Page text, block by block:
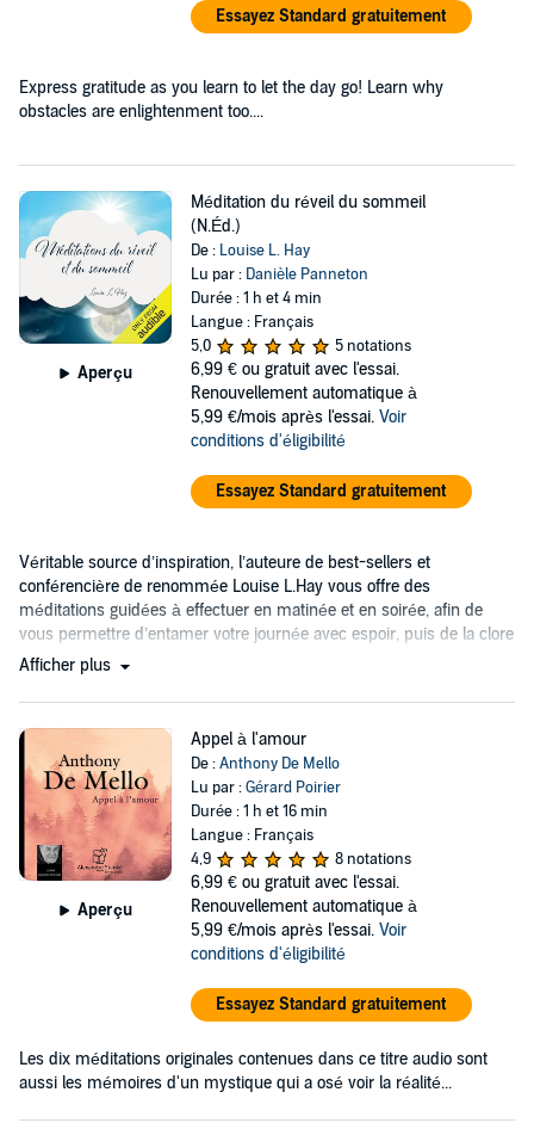
Essayez Standard gratuitement
Express gratitude as you learn to let the day go! Learn why
obstacles are enlightenment too....
Aperçu
Méditation du réveil du sommeil
(N.Éd.)
De : Louise L. Hay
Lu par : Danièle Panneton
Durée : 1 h et 4 min
Langue : Français
5,0
5 notations
6,99 € ou gratuit avec l'essai.
Renouvellement automatique à
5,99 €/mois après l'essai. Voir
conditions d'éligibilité
Essayez Standard gratuitement
Véritable source d’inspiration, l’auteure de best-sellers et
conférencière de renommée Louise L.Hay vous offre des
méditations guidées à effectuer en matinée et en soirée, afin de
vous permettre d’entamer votre journée avec espoir, puis de la clore
avec joie....
Afficher plus
Aperçu
Appel à l'amour
De :Anthony De Mello
Lu par :Gérard Poirier
Durée : 1 h et 16 min
Langue : Français
4,9
8 notations
6,99 € ou gratuit avec l'essai.
Renouvellement automatique à
5,99 €/mois après l'essai. Voir
conditions d'éligibilité
Essayez Standard gratuitement
Les dix méditations originales contenues dans ce titre audio sont
aussi les mémoires d'un mystique qui a osé voir la réalité...